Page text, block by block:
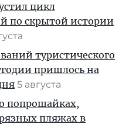
цикл
по скрытой истории
туристического
пришлось на
5 августа
о попрошайках,
пляжах в